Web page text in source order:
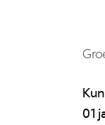
01